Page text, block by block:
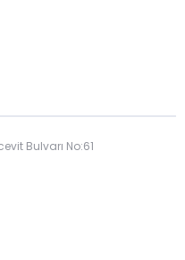
Bulvarı No:61